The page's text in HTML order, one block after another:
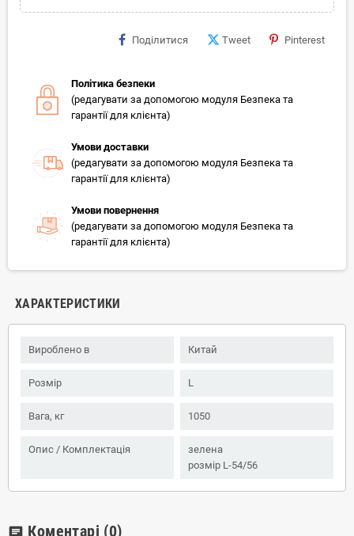
Поділитися Tweet Pinterest
Політика безпеки
(редагувати за допомогою модуля Безпека та
гарантії для клієнта)
Умови доставки
(редагувати за допомогою модуля Безпека та
гарантії для клієнта)
Умови повернення
(редагувати за допомогою модуля Безпека та
гарантії для клієнта)
ХАРАКТЕРИСТИКИ
Вироблено в Китай
Розмір L
Вага, кг 1050
Опис / Комплектація
зелена
розмір L-54/56
chat Коментарі (0)